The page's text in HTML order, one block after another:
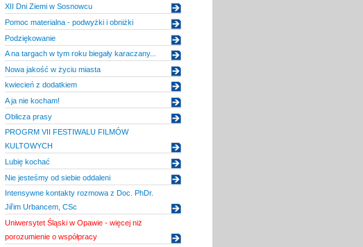
XII Dni Ziemi w Sosnowcu
Pomoc materialna - podwyżki i obniżki
Podziękowanie
A na targach w tym roku biegały karaczany...
Nowa jakość w życiu miasta
kwiecień z dodatkiem
A ja nie kocham!
Oblicza prasy
PROGRM VII FESTIWALU FILMÓW
KULTOWYCH
Lubię kochać
Nie jesteśmy od siebie oddaleni
Intensywne kontakty rozmowa z Doc. PhDr.
Jiřim Urbancem, CSc
Uniwersytet Śląski w Opawie - więcej niż
porozumienie o współpracy